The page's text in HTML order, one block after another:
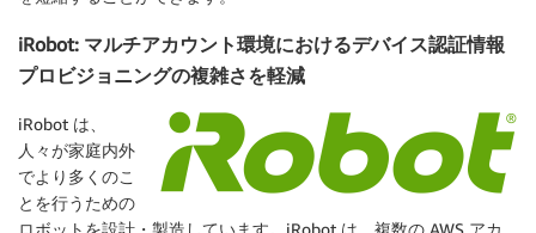
iRobot: マルチアカウント環境におけるデバイス認証情報
プロビジョニングの複雑さを軽減
iRobot は、
人々が家庭内外
でより多くのこ
とを行うための
ロボットを設計・製造しています。iRobot は、複数の AWS アカ